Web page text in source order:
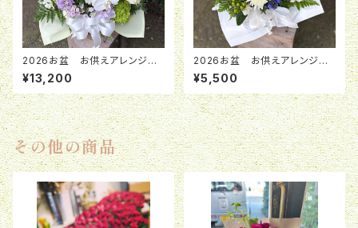
2026お盆 お供えアレンジメ
ント「紫苑」 ¥13,200
¥13,200
2026お盆 お供えアレンジメ
ント「清風」 ￥5,500
¥5,500
その他の商品